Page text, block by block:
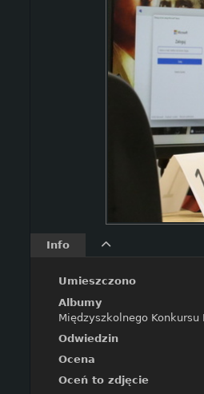
Info
Umieszczono
Albumy
Międzyszkolnego Konkursu
Odwiedzin
Ocena
Oceń to zdjęcie